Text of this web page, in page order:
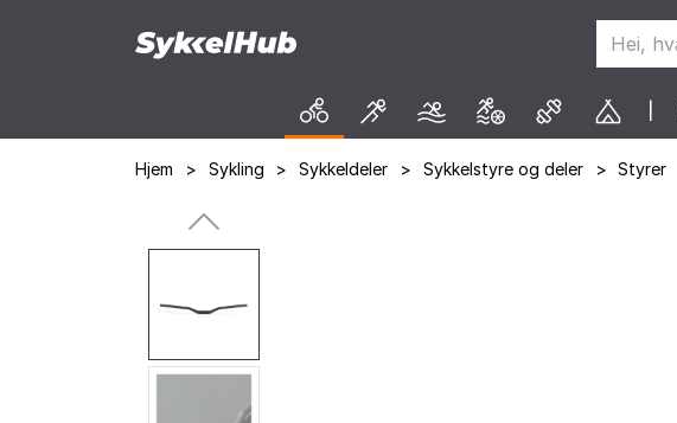
Hjem > Sykling > Sykkeldeler > Sykkelstyre og deler > Styrer